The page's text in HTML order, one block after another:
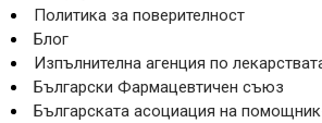
Политика за поверителност
Блог
Изпълнителна агенция по
Български Фармацевтичен съюз
Българската асоциация на